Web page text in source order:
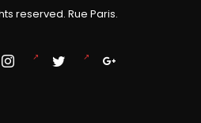
reserved. Rue Paris.